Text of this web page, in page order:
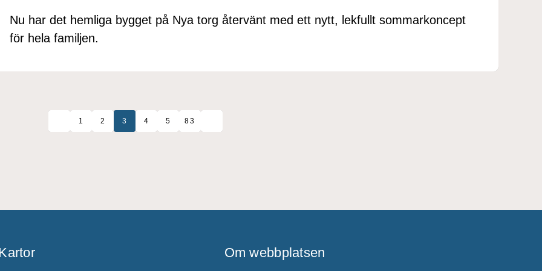
Nu har det hemliga bygget på Nya torg återvänt med ett nytt, lekfullt sommarkoncept
för hela familjen.
1 2 3 4 5 83
Om webbplatsen